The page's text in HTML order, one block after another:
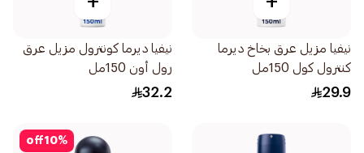
نيفيا مزيل عرق بخاخ ديرما
كنترول كول 150مل
29.9
نيفيا ديرما كونترول مزيل عرق
رول أون 150مل
32.2
10%
off